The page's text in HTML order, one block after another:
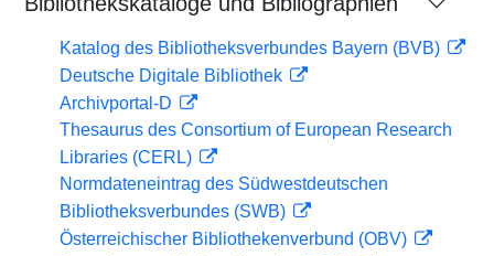
Katalog des Bibliotheksverbundes Bayern (BVB)
Deutsche Digitale Bibliothek
Archivportal-D
Thesaurus des Consortium of European Research
Libraries (CERL)
Normdateneintrag des Südwestdeutschen
Bibliotheksverbundes (SWB)
Österreichischer Bibliothekenverbund (OBV)